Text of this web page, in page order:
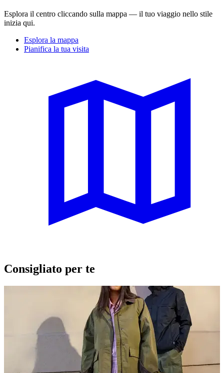
Esplora il centro cliccando sulla mappa — il tuo viaggio nello stile
inizia qui.
Esplora la mappa
Pianifica la tua visita
Consigliato per te